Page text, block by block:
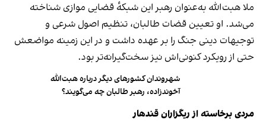
ملا هبت‌الله به‌عنوان رهبر این شبکهٔ قضایی موازی شناخته
می‌شد. او تعیین قضات طالبان، تنظیم اصول شرعی و
توجیهات دینی جنگ را بر عهده داشت و در این زمینه مواضعش
حتی از رویکرد کنونی‌اش نیز سخت‌گیرانه‌تر بود.
شهروندان کشورهای دیگر درباره هبت‌الله
آخوندزاده، رهبر طالبان چه می‌گویند؟
مردی برخاسته از ریگزاران قندهار